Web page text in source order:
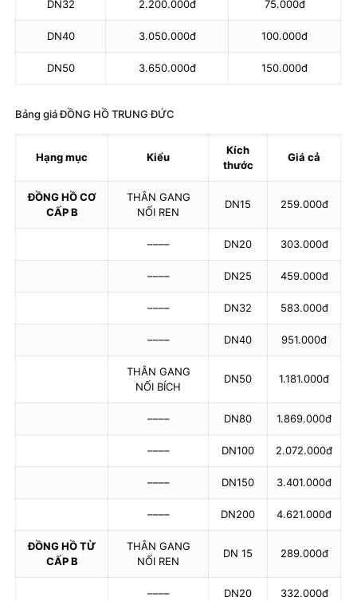
DN32 2.200.000đ 75.000đ
DN40 3.050.000đ 100.000đ
DN50 3.650.000đ 150.000đ
Bảng giá ĐỒNG HỒ TRUNG ĐỨC
Hạng mục Kiểu
Kích
thước
Giá cả
ĐỒNG HỒ CƠ
CẤP B
THÂN GANG
NỐI REN
DN15 259.000đ
–––– DN20 303.000đ
–––– DN25 459.000đ
–––– DN32 583.000đ
–––– DN40 951.000đ
THÂN GANG
NỐI BÍCH
DN50 1.181.000đ
–––– DN80 1.869.000đ
–––– DN100 2.072.000đ
–––– DN150 3.401.000đ
–––– DN200 4.621.000đ
ĐỒNG HỒ TỪ
CẤP B
THÂN GANG
NỐI REN
DN 15 289.000đ
–––– DN20 332.000đ